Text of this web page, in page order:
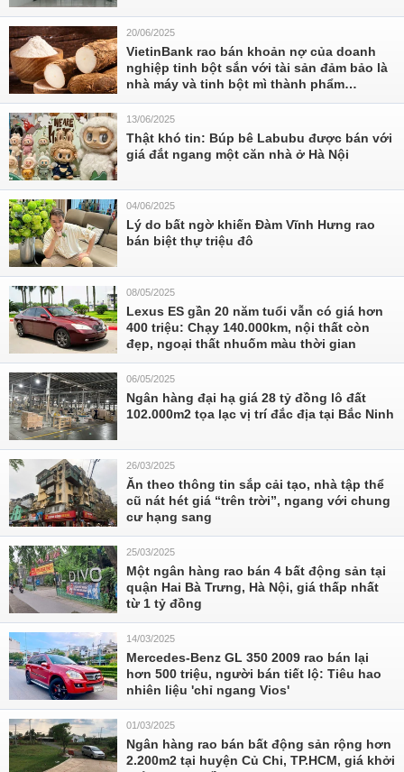
20/06/2025
VietinBank rao bán khoản nợ của doanh
nghiệp tinh bột sắn với tài sản đảm bảo là
nhà máy và tinh bột mì thành phẩm…
13/06/2025
Thật khó tin: Búp bê Labubu được bán với
giá đắt ngang một căn nhà ở Hà Nội
04/06/2025
Lý do bất ngờ khiến Đàm Vĩnh Hưng rao
bán biệt thự triệu đô
08/05/2025
Lexus ES gần 20 năm tuổi vẫn có giá hơn
400 triệu: Chạy 140.000km, nội thất còn
đẹp, ngoại thất nhuốm màu thời gian
06/05/2025
Ngân hàng đại hạ giá 28 tỷ đồng lô đất
102.000m2 tọa lạc vị trí đắc địa tại Bắc Ninh
26/03/2025
Ăn theo thông tin sắp cải tạo, nhà tập thể
cũ nát hét giá “trên trời”, ngang với chung
cư hạng sang
25/03/2025
Một ngân hàng rao bán 4 bất động sản tại
quận Hai Bà Trưng, Hà Nội, giá thấp nhất
từ 1 tỷ đồng
14/03/2025
Mercedes-Benz GL 350 2009 rao bán lại
hơn 500 triệu, người bán tiết lộ: Tiêu hao
nhiên liệu 'chỉ ngang Vios'
01/03/2025
Ngân hàng rao bán bất động sản rộng hơn
2.200m2 tại huyện Củ Chi, TP.HCM, giá khởi